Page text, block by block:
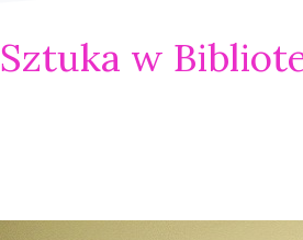
Sztuka w